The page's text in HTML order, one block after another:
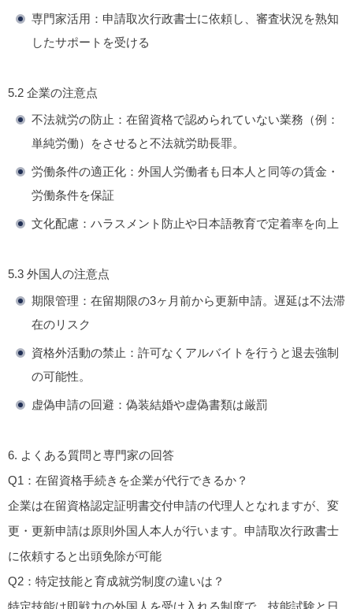
専門家活用 ：申請取次行政書士に依頼し、審査状況を熟知
したサポートを受ける
5.2 企業の注意点
不法就労の防止 ：在留資格で認められていない業務（例：
単純労働）をさせると不法就労助長罪。
労働条件の適正化 ：外国人労働者も日本人と同等の賃金・
労働条件を保証
文化配慮 ：ハラスメント防止や日本語教育で定着率を向上
5.3 外国人の注意点
期限管理 ：在留期限の3ヶ月前から更新申請。遅延は不法滞
在のリスク
資格外活動の禁止 ：許可なくアルバイトを行うと退去強制
の可能性。
虚偽申請の回避 ：偽装結婚や虚偽書類は厳罰
6. よくある質問と専門家の回答
Q1：在留資格手続きを企業が代行できるか？
企業は在留資格認定証明書交付申請の代理人となれますが、変
更・更新申請は原則外国人本人が行います。申請取次行政書士
に依頼すると出頭免除が可能
Q2：特定技能と育成就労制度の違いは？
特定技能は即戦力の外国人を受け入れる制度で、技能試験と日